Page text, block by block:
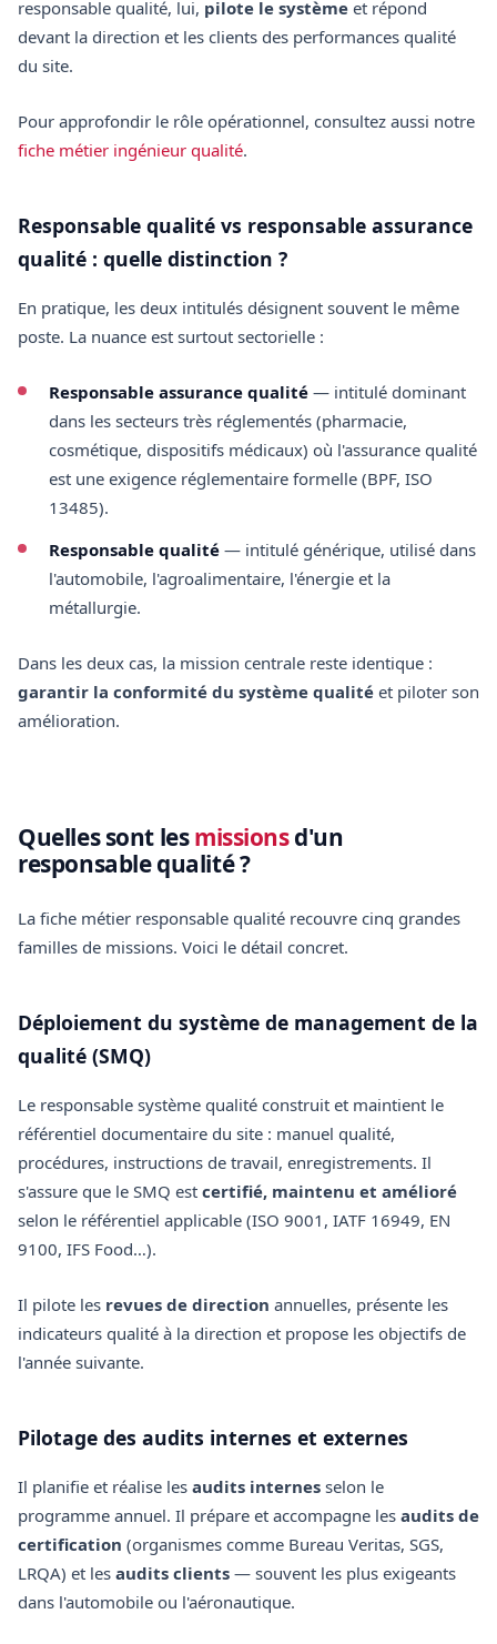
responsable qualité, lui, pilote le système et répond
devant la direction et les clients des performances qualité
du site.
Pour approfondir le rôle opérationnel, consultez aussi notre
fiche métier ingénieur qualité.
Responsable qualité vs responsable assurance
qualité : quelle distinction ?
En pratique, les deux intitulés désignent souvent le même
poste. La nuance est surtout sectorielle :
Responsable assurance qualité — intitulé dominant
dans les secteurs très réglementés (pharmacie,
cosmétique, dispositifs médicaux) où l'assurance qualité
est une exigence réglementaire formelle (BPF, ISO
13485).
Responsable qualité — intitulé générique, utilisé dans
l'automobile, l'agroalimentaire, l'énergie et la
métallurgie.
Dans les deux cas, la mission centrale reste identique :
garantir la conformité du système qualité et piloter son
amélioration.
Quelles sont lesmissionsd'un
responsable qualité ?
La fiche métier responsable qualité recouvre cinq grandes
familles de missions. Voici le détail concret.
Déploiement du système de management de la
qualité (SMQ)
Le responsable système qualité construit et maintient le
référentiel documentaire du site : manuel qualité,
procédures, instructions de travail, enregistrements. Il
s'assure que le SMQ est certifié, maintenu et amélioré
selon le référentiel applicable (ISO 9001, IATF 16949, EN
9100, IFS Food…).
Il pilote les revues de direction annuelles, présente les
indicateurs qualité à la direction et propose les objectifs de
l'année suivante.
Pilotage des audits internes et externes
Il planifie et réalise les audits internes selon le
programme annuel. Il prépare et accompagne les audits de
certification (organismes comme Bureau Veritas, SGS,
LRQA) et les audits clients — souvent les plus exigeants
dans l'automobile ou l'aéronautique.